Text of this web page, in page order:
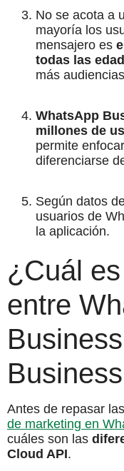
No se acota a
mayoría los
mensajero es
todas las
más
WhatsApp
millones de
permite
diferenciarse
Según datos
usuarios de
la aplicación.
¿Cuál
entre
Antes de repasar las
de marketing en
cuáles son las
Cloud API.